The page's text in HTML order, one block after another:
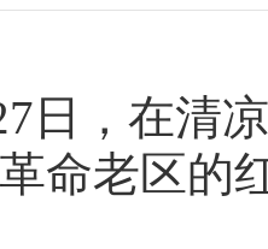
日，在清
命老区的